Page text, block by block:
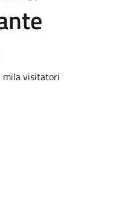
mila visitatori